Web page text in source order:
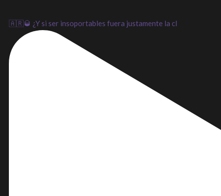
🇦🇷🥃 ¿Y si ser insoportables fuera justamente la cl